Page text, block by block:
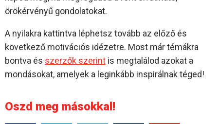
örökérvényű gondolatokat.
A nyilakra kattintva léphetsz tovább az előző és
következő motivációs idézetre. Most már témákra
bontva és szerzők szerint is megtalálod azokat a
mondásokat, amelyek a leginkább inspirálnak téged!
Oszd meg másokkal!